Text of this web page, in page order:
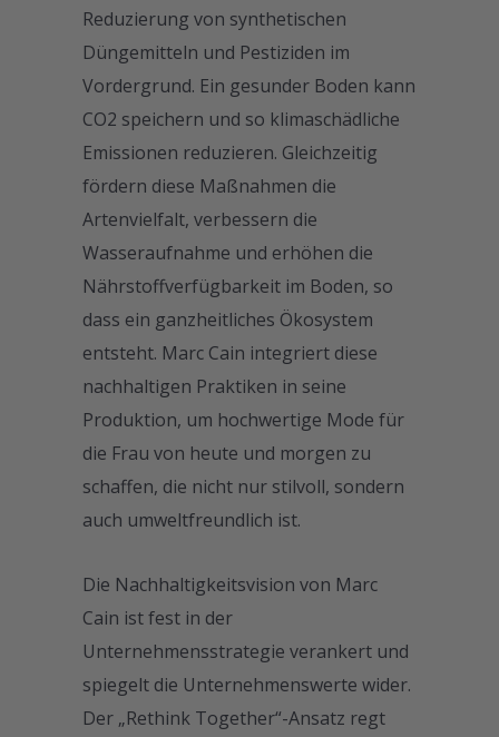
Reduzierung von synthetischen
Düngemitteln und Pestiziden im
Vordergrund. Ein gesunder Boden kann
CO2 speichern und so klimaschädliche
Emissionen reduzieren. Gleichzeitig
fördern diese Maßnahmen die
Artenvielfalt, verbessern die
Wasseraufnahme und erhöhen die
Nährstoffverfügbarkeit im Boden, so
dass ein ganzheitliches Ökosystem
entsteht. Marc Cain integriert diese
nachhaltigen Praktiken in seine
Produktion, um hochwertige Mode für
die Frau von heute und morgen zu
schaffen, die nicht nur stilvoll, sondern
auch umweltfreundlich ist.
Die Nachhaltigkeitsvision von Marc
Cain ist fest in der
Unternehmensstrategie verankert und
spiegelt die Unternehmenswerte wider.
Der „Rethink Together“-Ansatz regt